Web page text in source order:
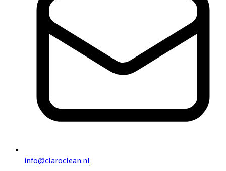
info@claroclean.nl